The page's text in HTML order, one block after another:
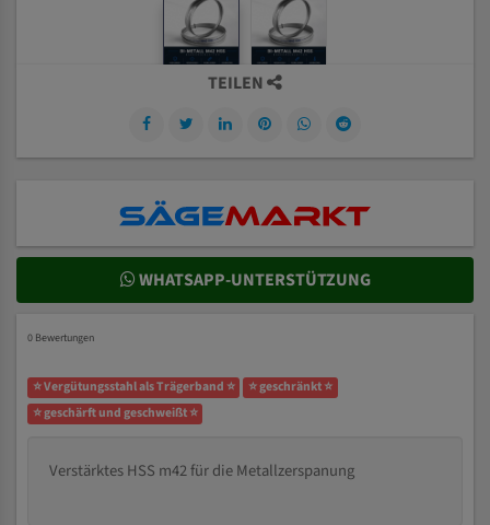
TEILEN
WHATSAPP-UNTERSTÜTZUNG
0 Bewertungen
⭐ Vergütungsstahl als Trägerband ⭐
⭐ geschränkt ⭐
⭐ geschärft und geschweißt ⭐
Verstärktes HSS m42 für die Metallzerspanung